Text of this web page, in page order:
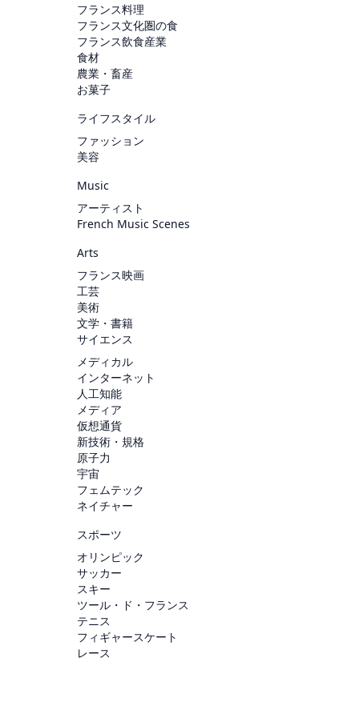
フランス料理
フランス文化圏の食
フランス飲食産業
食材
農業・畜産
お菓子
ライフスタイル
ファッション
美容
Music
アーティスト
French Music Scenes
Arts
フランス映画
工芸
美術
文学・書籍
サイエンス
メディカル
インターネット
人工知能
メディア
仮想通貨
新技術・規格
原子力
宇宙
フェムテック
ネイチャー
スポーツ
オリンピック
サッカー
スキー
ツール・ド・フランス
テニス
フィギャースケート
レース